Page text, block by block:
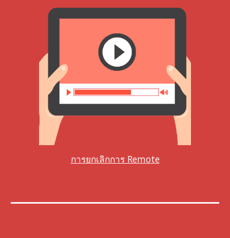
การยกเลิกการ Remote